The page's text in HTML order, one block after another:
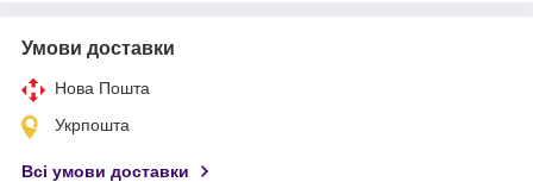
Умови доставки
Нова Пошта
Укрпошта
Всі умови доставки